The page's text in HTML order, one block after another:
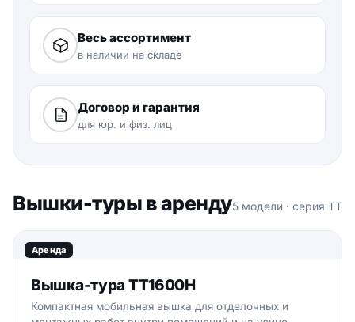
Весь ассортимент
в наличии на складе
Договор и гарантия
для юр. и физ. лиц
Вышки-туры в аренду5 модели · серия ТТ
Аренда
Вышка-тура ТТ1600Н
Компактная мобильная вышка для отделочных и